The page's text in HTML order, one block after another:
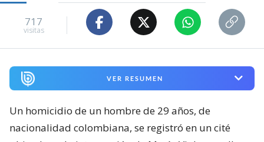
717
visitas
VER RESUMEN
Un homicidio de un hombre de 29 años, de
nacionalidad colombiana, se registró en un cité